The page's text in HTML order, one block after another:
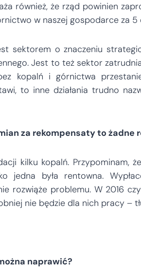
również, że rząd powinien
w naszej gospodarce za 5
sektorem o znaczeniu
Jest to też sektor
kopalń i górnictwa
to inne działania trudno
za rekompensaty to żadne
kilku kopalń. Przypominam,
jedna była rentowna.
rozwiąże problemu. W 2016
nie będzie dla nich pracy –
naprawić?